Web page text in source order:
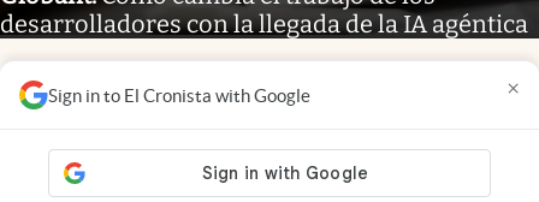
Sign in to El Cronista with Google ×
desarrolladores con la llegada de la IA agéntica